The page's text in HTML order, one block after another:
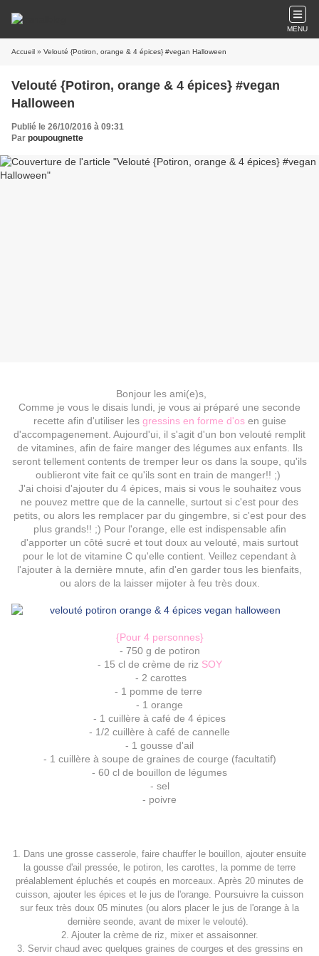
MENU
Accueil » Velouté {Potiron, orange & 4 épices} #vegan Halloween
Velouté {Potiron, orange & 4 épices} #vegan
Halloween
Publié le 26/10/2016 à 09:31
Par poupougnette
Bonjour les ami(e)s,
Comme je vous le disais lundi, je vous ai préparé une seconde
recette afin d'utiliser les gressins en forme d'osen guise
d'accompagenement. Aujourd'ui, il s'agit d'un bon velouté remplit
de vitamines, afin de faire manger des légumes aux enfants. Ils
seront tellement contents de tremper leur os dans la soupe, qu'ils
oublieront vite fait ce qu'ils sont en train de manger!! ;)
J'ai choisi d'ajouter du 4 épices, mais si vous le souhaitez vous
ne pouvez mettre que de la cannelle, surtout si c'est pour des
petits, ou alors les remplacer par du gingembre, si c'est pour des
plus grands!! ;) Pour l'orange, elle est indispensable afin
d'apporter un côté sucré et tout doux au velouté, mais surtout
pour le lot de vitamine C qu'elle contient. Veillez cependant à
l'ajouter à la dernière mnute, afin d'en garder tous les bienfaits,
ou alors de la laisser mijoter à feu très doux.
{Pour 4 personnes}
- 750 g de potiron
- 15 cl de crème de riz SOY
- 2 carottes
- 1 pomme de terre
- 1 orange
- 1 cuillère à café de 4 épices
- 1/2 cuillère à café de cannelle
- 1 gousse d'ail
- 1 cuillère à soupe de graines de courge (facultatif)
- 60 cl de bouillon de légumes
- sel
- poivre
1. Dans une grosse casserole, faire chauffer le bouillon, ajouter ensuite
la gousse d'ail pressée, le potiron, les carottes, la pomme de terre
préalablement épluchés et coupés en morceaux. Après 20 minutes de
cuisson, ajouter les épices et le jus de l'orange. Poursuivre la cuisson
sur feux très doux 05 minutes (ou alors placer le jus de l'orange à la
dernière seonde, avant de mixer le velouté).
2. Ajouter la crème de riz, mixer et assaisonner.
3. Servir chaud avec quelques graines de courges et des gressins en